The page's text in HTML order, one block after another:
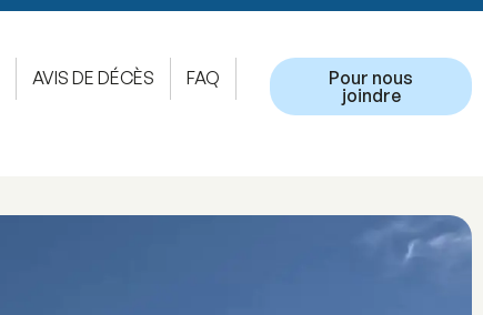
AVIS DE DÉCÈS
FAQ
Pour nous
joindre